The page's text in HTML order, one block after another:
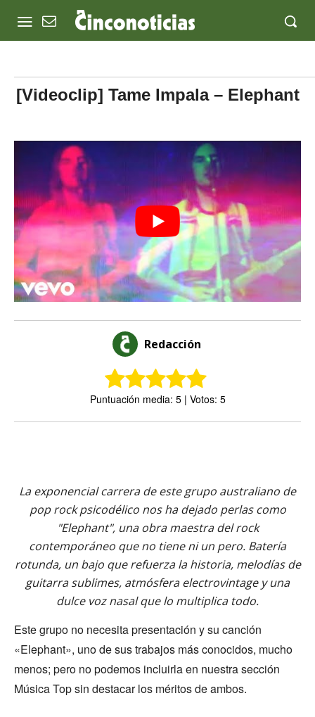
[Videoclip] Tame Impala – Elephant
Redacción
Puntuación media: 5 | Votos: 5
La exponencial carrera de este grupo australiano de
pop rock psicodélico nos ha dejado perlas como
"Elephant", una obra maestra del rock
contemporáneo que no tiene ni un pero. Batería
rotunda, un bajo que refuerza la historia, melodías de
guitarra sublimes, atmósfera electrovintage y una
dulce voz nasal que lo multiplica todo.
Este grupo no necesita presentación y su canción
«Elephant», uno de sus trabajos más conocidos, mucho
menos; pero no podemos incluirla en nuestra sección
Música Top sin destacar los méritos de ambos.